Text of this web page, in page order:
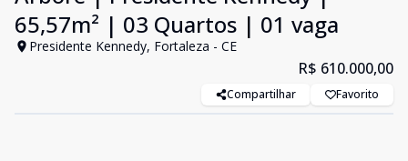
65,57m² | 03 Quartos | 01 vaga
Presidente Kennedy, Fortaleza - CE
R$ 610.000,00
Compartilhar Favorito